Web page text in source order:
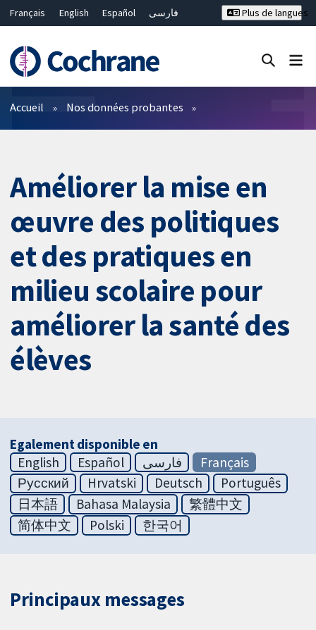
Français English Español
فارسی
Bahasa Malaysia
ไทย
繁體中文
简体中文
Plus de langues
Filtres
Accueil Nos données probantes
Améliorer la mise en
œuvre des politiques
et des pratiques en
milieu scolaire pour
améliorer la santé des
élèves
Egalement disponible en
English
Español فارسی
Français
Русский
Hrvatski Deutsch
Português
日本語
Bahasa Malaysia
繁體中文
简体中文
Polski 한국어
Principaux messages